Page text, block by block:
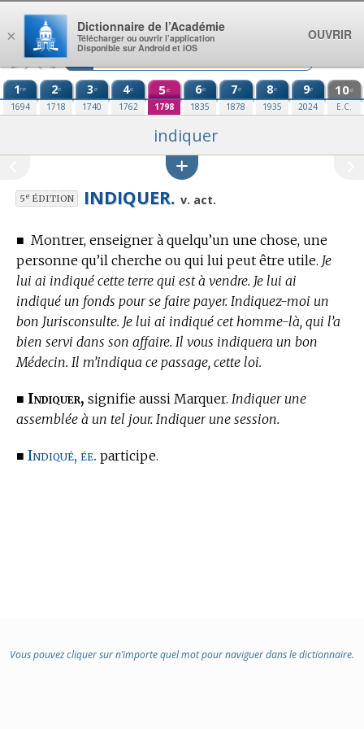
Aller au contenu
1re
1694
2e
1718
3e
1740
4e
1762
5e
1798
6e
1835
7e
1878
8e
1935
9e
2024
10e
E.C.
indiquer
5eÉDITION INDIQUER. v. act.
■ Montrer, enseigner à quelqu’un une chose, une
personne qu’il cherche ou qui lui peut être utile. Je
lui ai indiqué cette terre qui est à vendre. Je lui ai
indiqué un fonds pour se faire payer. Indiquez-moi un
bon Jurisconsulte. Je lui ai indiqué cet homme-là, qui l’a
bien servi dans son affaire. Il vous indiquera un bon
Médecin. Il m’indiqua ce passage, cette loi.
■ Indiquer, signifie aussi Marquer. Indiquer une
assemblée à un tel jour. Indiquer une session.
■ Indiqué, ée. participe.
Vous pouvez cliquer sur n’importe quel mot pour naviguer dans le dictionnaire.
×
Dictionnaire de l’Académie
Télécharger ou ouvrir l’application
Disponible sur Android et iOS
OUVRIR